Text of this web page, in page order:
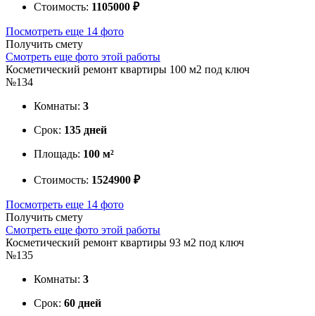
Стоимость: 1105000 ₽
Посмотреть еще 14 фото
Получить смету
Смотреть еще фото этой работы
Косметический ремонт квартиры 100 м2 под ключ
№134
Комнаты: 3
Срок: 135 дней
Площадь: 100 м²
Стоимость: 1524900 ₽
Посмотреть еще 14 фото
Получить смету
Смотреть еще фото этой работы
Косметический ремонт квартиры 93 м2 под ключ
№135
Комнаты: 3
Срок: 60 дней